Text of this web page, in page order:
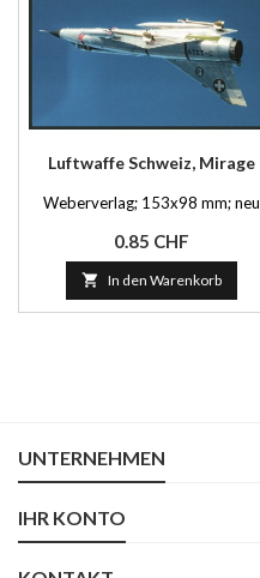
Luftwaffe Schweiz, Mirage
Weberverlag; 153x98 mm; neu
Preis
0.85 CHF
 In den Warenkorb
UNTERNEHMEN
IHR KONTO